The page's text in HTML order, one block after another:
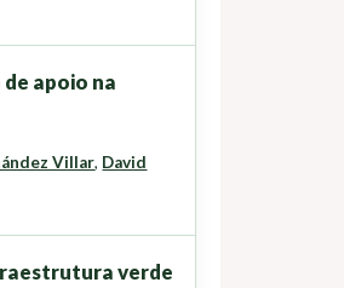
apoio na
Villar, David
verde